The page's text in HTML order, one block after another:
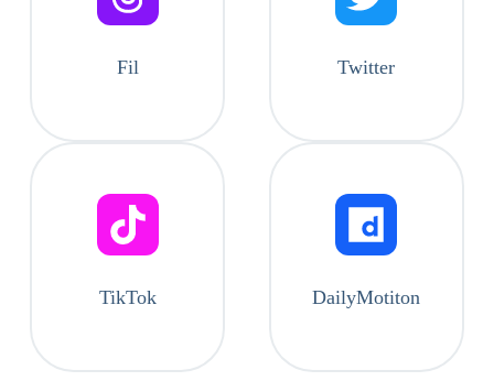
Fil Twitter
TikTok DailyMotiton